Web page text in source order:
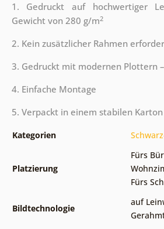
1. Gedruckt auf hochwertiger
Gewicht von 280 g/m2
2. Kein zusätzlicher Rahmen
3. Gedruckt mit modernen Plottern
4. Einfache Montage
5. Verpackt in einem stabilen Karton
Kategorien
Platzierung
Fürs
Fürs
Bildtechnologie
auf